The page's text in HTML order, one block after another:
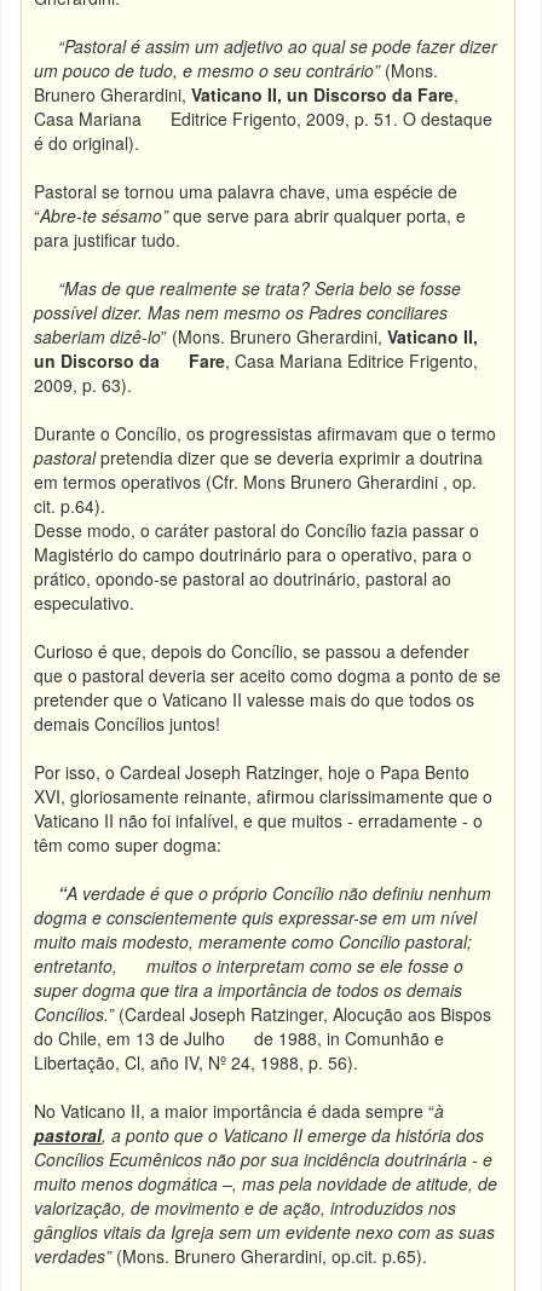
“Pastoral é assim um adjetivo ao qual se pode fazer dizer
um pouco de tudo, e mesmo o seu contrário”(Mons.
Brunero Gherardini, Vaticano II, un Discorso da Fare,
Casa Mariana Editrice Frigento, 2009, p. 51. O destaque
é do original).
Pastoral se tornou uma palavra chave, uma espécie de
“Abre-te sésamo”que serve para abrir qualquer porta, e
para justificar tudo.
“Mas de que realmente se trata? Seria belo se fosse
possível dizer. Mas nem mesmo os Padres conciliares
saberiam dizê-lo” (Mons. Brunero Gherardini, Vaticano II,
un Discorso da Fare, Casa Mariana Editrice Frigento,
2009, p. 63).
Durante o Concílio, os progressistas afirmavam que o termo
pastoralpretendia dizer que se deveria exprimir a doutrina
em termos operativos (Cfr. Mons Brunero Gherardini , op.
cit. p.64).
Desse modo, o caráter pastoral do Concílio fazia passar o
Magistério do campo doutrinário para o operativo, para o
prático, opondo-se pastoral ao doutrinário, pastoral ao
especulativo.
Curioso é que, depois do Concílio, se passou a defender
que o pastoral deveria ser aceito como dogma a ponto de se
pretender que o Vaticano II valesse mais do que todos os
demais Concílios juntos!
Por isso, o Cardeal Joseph Ratzinger, hoje o Papa Bento
XVI, gloriosamente reinante, afirmou clarissimamente que o
Vaticano II não foi infalível, e que muitos - erradamente - o
têm como super dogma:
“A verdade é que o próprio Concílio não definiu nenhum
dogma e conscientemente quis expressar-se em um nível
muito mais modesto, meramente como Concílio pastoral;
entretanto, muitos o interpretam como se ele fosse o
super dogma que tira a importância de todos os demais
Concílios.” (Cardeal Joseph Ratzinger, Alocução aos Bispos
do Chile, em 13 de Julho de 1988, in Comunhão e
Libertação, Cl, año IV, Nº 24, 1988, p. 56).
No Vaticano II, a maior importância é dada sempre “à
pastoral, a ponto que o Vaticano II emerge da história dos
Concílios Ecumênicos não por sua incidência doutrinária - e
muito menos dogmática –, mas pela novidade de atitude, de
valorização, de movimento e de ação, introduzidos nos
gânglios vitais da Igreja sem um evidente nexo com as suas
verdades” (Mons. Brunero Gherardini, op.cit. p.65).